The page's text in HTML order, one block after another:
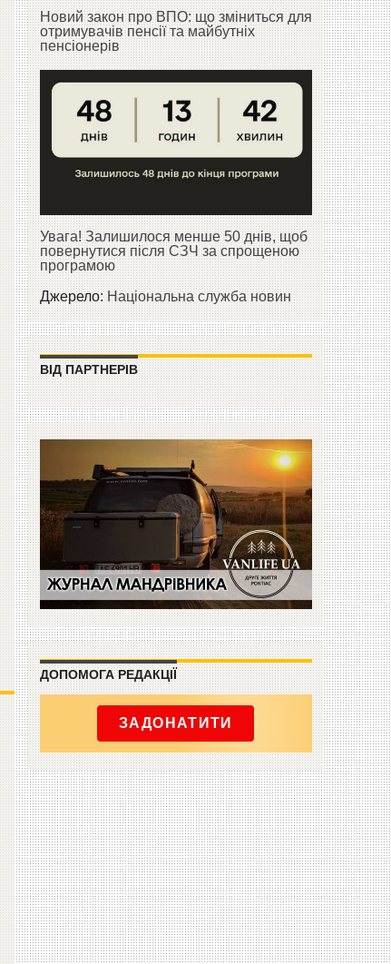
Новий закон про ВПО: що зміниться для
отримувачів пенсії та майбутніх
пенсіонерів
Увага! Залишилося менше 50 днів, щоб
повернутися після СЗЧ за спрощеною
програмою
Джерело:Національна служба новин
ВІД ПАРТНЕРІВ
ДОПОМОГА РЕДАКЦІЇ
ЗАДОНАТИТИ